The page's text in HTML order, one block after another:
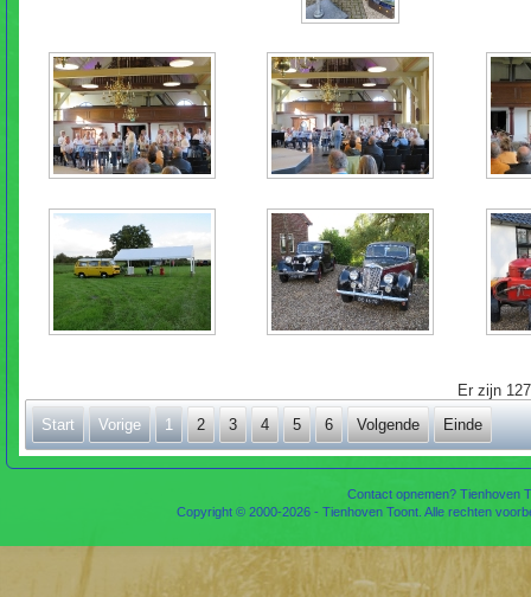
Er zijn
Start
Vorige 1 2 3 4 5 6 Volgende Einde
Contact opnemen? Tienhoven
Copyright © 2000-2026 - Tienhoven Toont. Alle rechten